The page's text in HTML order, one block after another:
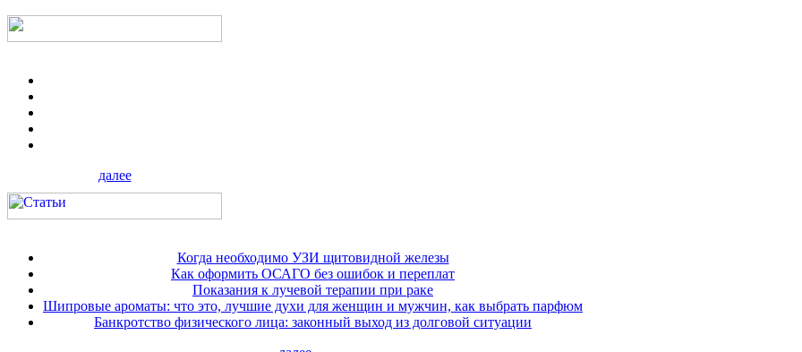
далее
Когда необходимо УЗИ щитовидной железы
Как оформить ОСАГО без ошибок и переплат
Показания к лучевой терапии при раке
Шипровые ароматы: что это, лучшие духи для женщин и мужчин, как выбрать парфюм
Банкротство физического лица: законный выход из долговой ситуации